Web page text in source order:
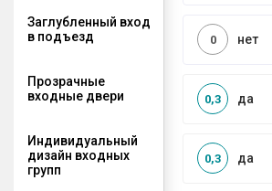
Заглубленный вход
в подъезд
нет
0
Прозрачные
входные двери
да
0,3
Индивидуальный
дизайн входных
групп
да
0,3